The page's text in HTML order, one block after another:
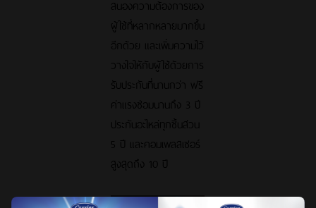
สนองความต้องการของ
ผู้ใช้ที่หลากหลายมากขึ้น
อีกด้วย และเพิ่มความไว้
วางใจใหักับผู้ใช้ด้วยการ
รับประกันที่นานกว่า ฟรี
ค่าแรงซ่อมนานถึง 3 ปี
ประกันอะไหล่ทุกชิ้นส่วน
5 ปี และคอมเพลสเซอร์
สูงสุดถึง 10 ปี